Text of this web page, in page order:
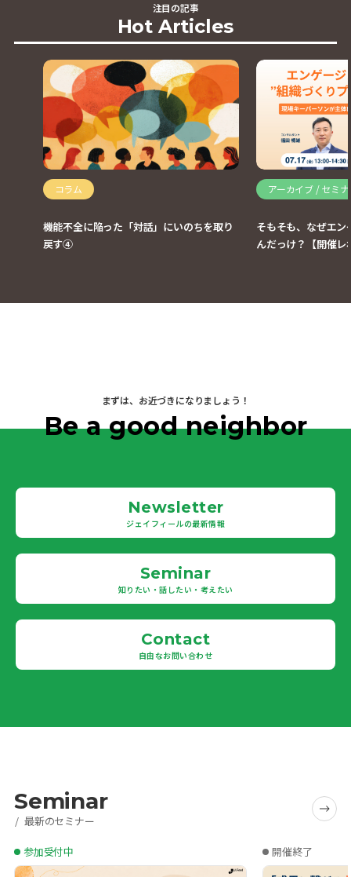
注目の記事
Hot Articles
コラム
機能不全に陥った「対話」にいのちを取り
戻す④
アーカイブ / セミ
そもそも、なぜエ
んだっけ？【開催レ
まずは、お近づきになりましょう！
Be a good neighbor
Newsletter
ジェイフィールの最新情報
Seminar
知りたい・話したい・考えたい
Contact
自由なお問い合わせ
Seminar
最新のセミナー
参加受付中 開催終了